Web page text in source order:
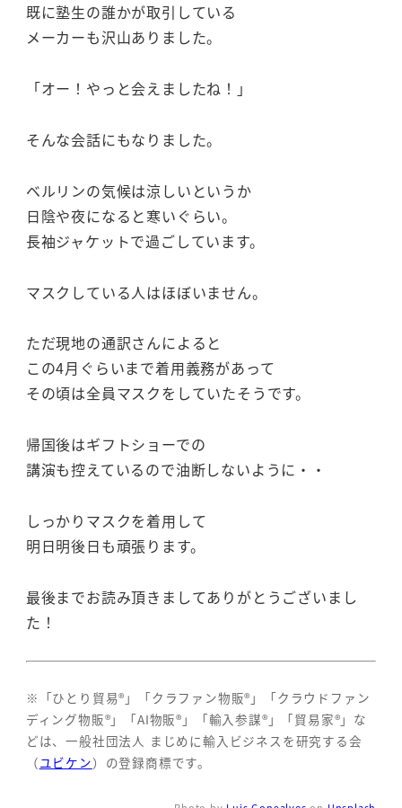
既に塾生の誰かが取引している
メーカーも沢山ありました。
「オー！やっと会えましたね！」
そんな会話にもなりました。
ベルリンの気候は涼しいというか
日陰や夜になると寒いぐらい。
長袖ジャケットで過ごしています。
マスクしている人はほぼいません。
ただ現地の通訳さんによると
この4月ぐらいまで着用義務があって
その頃は全員マスクをしていたそうです。
帰国後はギフトショーでの
講演も控えているので油断しないように・・
しっかりマスクを着用して
明日明後日も頑張ります。
最後までお読み頂きましてありがとうございまし
た！
※「ひとり貿易®」「クラファン物販®」「クラウドファン
ディング物販®」「AI物販®」「輸入参謀®」「貿易家®」な
どは、一般社団法人 まじめに輸入ビジネスを研究する会
（ユビケン）の登録商標です。